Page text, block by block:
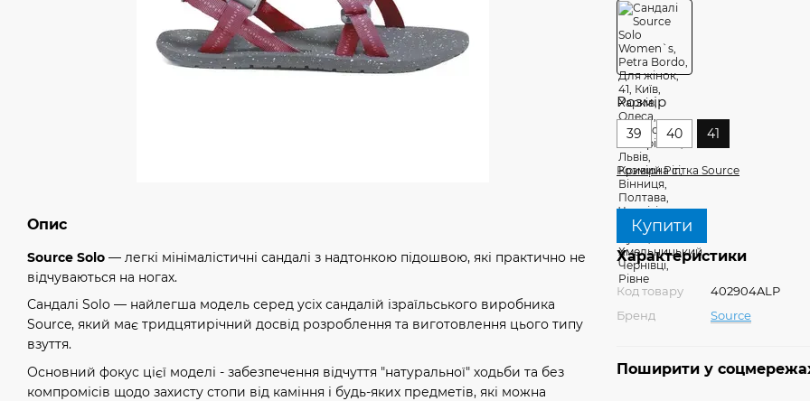
Опис
Sоurce Solo — легкі мінімалістичні сандалі з надтонкою підошвою, які практично не
відчуваються на ногах.
Сандалі Solo — найлегша модель серед усіх сандалій ізраїльського виробника
Sоurce, який має тридцятирічний досвід розроблення та виготовлення цього типу
взуття.
Основний фокус цієї моделі - забезпечення відчуття "натуральної" ходьби та без
компромісів щодо захисту стопи від каміння і будь-яких предметів, які можна
Розмір
39 40 41
Розмірна сітка Sourсe
Купити
Характеристики
Код товару
402904ALP
Бренд
Sourсe
Поширити у